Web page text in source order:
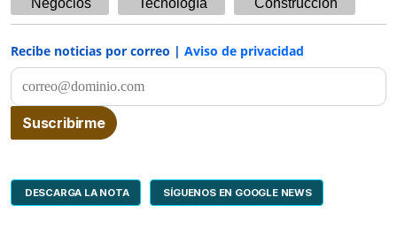
Recibe noticias por correo | Aviso de privacidad
DESCARGA LA NOTA SÍGUENOS EN GOOGLE NEWS